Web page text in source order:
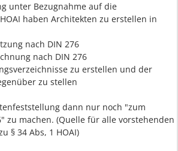
unter Bezugnahme auf die
haben Architekten zu erstellen in
nach DIN 276
nach DIN 276
zu erstellen und der
zu stellen
dann nur noch "zum
zu machen. (Quelle für alle vorstehenden
§ 34 Abs, 1 HOAI)